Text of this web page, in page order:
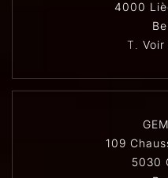
4000
T. Voir
109
5030